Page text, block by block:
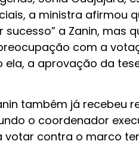
a ministra afirmou
a Zanin, mas
com a
ela, a aprovação da
também já recebeu
o coordenador
contra o marco